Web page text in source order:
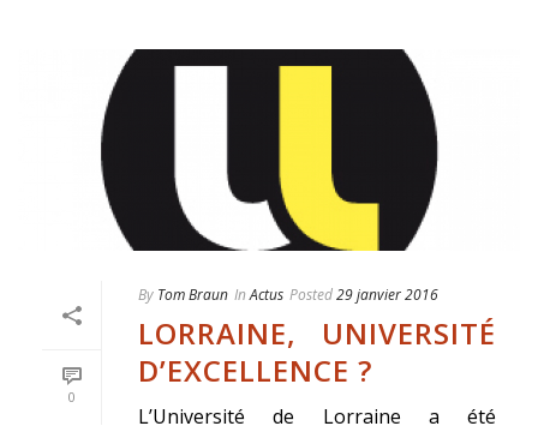
0
By Tom Braun In Actus Posted29 janvier 2016
LORRAINE, UNIVERSITÉ
D’EXCELLENCE ?
L’Université de Lorraine a été